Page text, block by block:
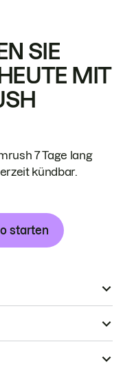
SIE
MIT
7 Tage lang
kündbar.
starten